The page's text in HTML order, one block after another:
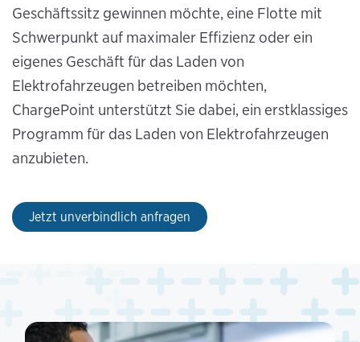
Geschäftssitz gewinnen möchte, eine Flotte mit
Schwerpunkt auf maximaler Effizienz oder ein
eigenes Geschäft für das Laden von
Elektrofahrzeugen betreiben möchten,
ChargePoint unterstützt Sie dabei, ein erstklassiges
Programm für das Laden von Elektrofahrzeugen
anzubieten.
Jetzt unverbindlich anfragen